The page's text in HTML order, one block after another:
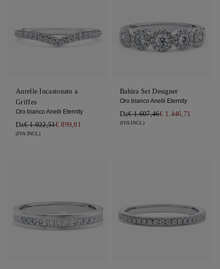
Aurelle Incastonato a
Griffes
Oro bianco Anelli Eternity
Da€ 1.022,51€ 899,81
(IVA INCL)
Bahira Set Designer
Oro bianco Anelli Eternity
Da€ 1.607,46€ 1.446,71
(IVA INCL)